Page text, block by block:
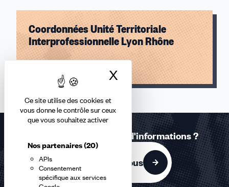
Ce site utilise des cookies et
vous donne le contrôle sur ceux
que vous souhaitez activer
Nos partenaires(20)
APIs
Consentement
spécifique aux services
X Masquer le
Coordonnées Unité Territoriale
Interprofessionnelle Lyon Rhône
Une question ? Besoin d'informations ?
Contactez-nous